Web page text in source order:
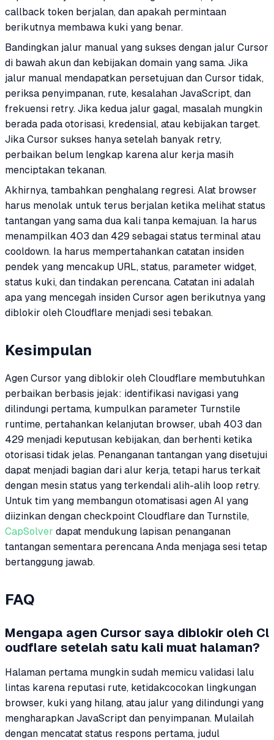
callback token berjalan, dan apakah permintaan
berikutnya membawa kuki yang benar.
Bandingkan jalur manual yang sukses dengan jalur Cursor
di bawah akun dan kebijakan domain yang sama. Jika
jalur manual mendapatkan persetujuan dan Cursor tidak,
periksa penyimpanan, rute, kesalahan JavaScript, dan
frekuensi retry. Jika kedua jalur gagal, masalah mungkin
berada pada otorisasi, kredensial, atau kebijakan target.
Jika Cursor sukses hanya setelah banyak retry,
perbaikan belum lengkap karena alur kerja masih
menciptakan tekanan.
Akhirnya, tambahkan penghalang regresi. Alat browser
harus menolak untuk terus berjalan ketika melihat status
tantangan yang sama dua kali tanpa kemajuan. Ia harus
menampilkan 403 dan 429 sebagai status terminal atau
cooldown. Ia harus mempertahankan catatan insiden
pendek yang mencakup URL, status, parameter widget,
status kuki, dan tindakan perencana. Catatan ini adalah
apa yang mencegah insiden Cursor agen berikutnya yang
diblokir oleh Cloudflare menjadi sesi tebakan.
Kesimpulan
Agen Cursor yang diblokir oleh Cloudflare membutuhkan
perbaikan berbasis jejak: identifikasi navigasi yang
dilindungi pertama, kumpulkan parameter Turnstile
runtime, pertahankan kelanjutan browser, ubah 403 dan
429 menjadi keputusan kebijakan, dan berhenti ketika
otorisasi tidak jelas. Penanganan tantangan yang disetujui
dapat menjadi bagian dari alur kerja, tetapi harus terkait
dengan mesin status yang terkendali alih-alih loop retry.
Untuk tim yang membangun otomatisasi agen AI yang
diizinkan dengan checkpoint Cloudflare dan Turnstile,
CapSolver dapat mendukung lapisan penanganan
tantangan sementara perencana Anda menjaga sesi tetap
bertanggung jawab.
FAQ
Mengapa agen Cursor saya diblokir oleh Cl
oudflare setelah satu kali muat halaman?
Halaman pertama mungkin sudah memicu validasi lalu
lintas karena reputasi rute, ketidakcocokan lingkungan
browser, kuki yang hilang, atau jalur yang dilindungi yang
mengharapkan JavaScript dan penyimpanan. Mulailah
dengan mencatat status respons pertama, judul